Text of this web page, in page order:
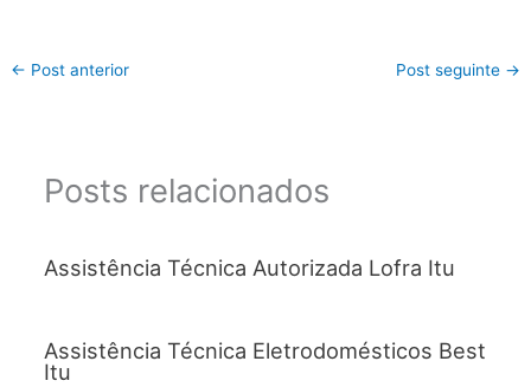
← Post anterior Post seguinte →
Posts relacionados
Assistência Técnica Autorizada Lofra Itu
Assistência Técnica Eletrodomésticos Best
Itu